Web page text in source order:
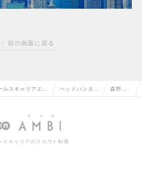
前の画面に戻る
ルスキャリアエー ヘッドハンター 森野
イキャリアのスカウト転職